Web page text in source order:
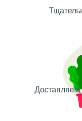
Доставляем